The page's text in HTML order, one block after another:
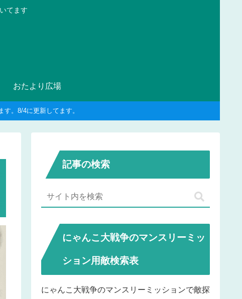
てます
おたより広場
。8/4に更新してます。
記事の検索
にゃんこ大戦争のマンスリーミッ
ション用敵検索表
にゃんこ大戦争のマンスリーミッションで敵探